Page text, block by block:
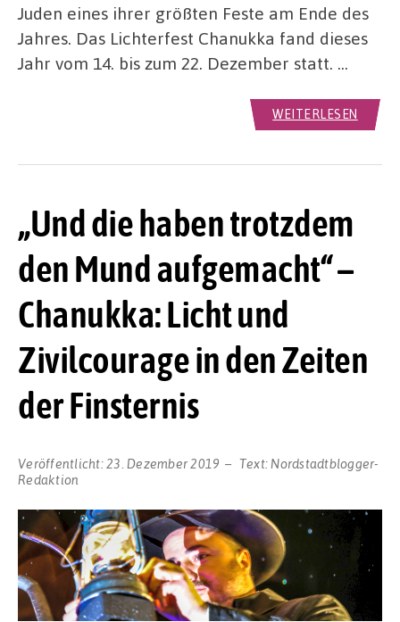
Juden eines ihrer größten Feste am Ende des
Jahres. Das Lichterfest Chanukka fand dieses
Jahr vom 14. bis zum 22. Dezember statt. …
WEITERLESEN
„Und die haben trotzdem
den Mund aufgemacht“ –
Chanukka: Licht und
Zivilcourage in den Zeiten
der Finsternis
Veröffentlicht:23. Dezember 2019 Text: Nordstadtblogger-
Redaktion